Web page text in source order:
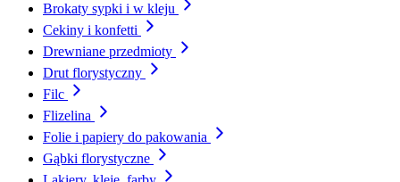
Brokaty sypki i w kleju
Cekiny i konfetti
Drewniane przedmioty
Drut florystyczny
Filc
Flizelina
Folie i papiery do pakowania
Gąbki florystyczne